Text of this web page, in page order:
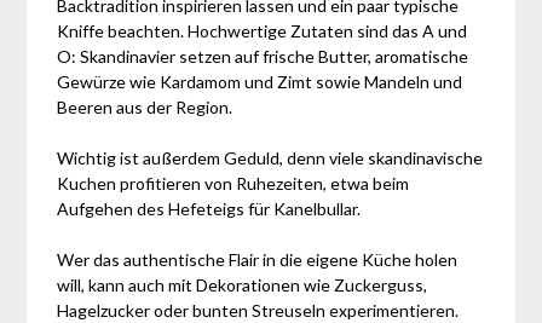
Backtradition inspirieren lassen und ein paar typische
Kniffe beachten. Hochwertige Zutaten sind das A und
O: Skandinavier setzen auf frische Butter, aromatische
Gewürze wie Kardamom und Zimt sowie Mandeln und
Beeren aus der Region.
Wichtig ist außerdem Geduld, denn viele skandinavische
Kuchen profitieren von Ruhezeiten, etwa beim
Aufgehen des Hefeteigs für Kanelbullar.
Wer das authentische Flair in die eigene Küche holen
will, kann auch mit Dekorationen wie Zuckerguss,
Hagelzucker oder bunten Streuseln experimentieren.